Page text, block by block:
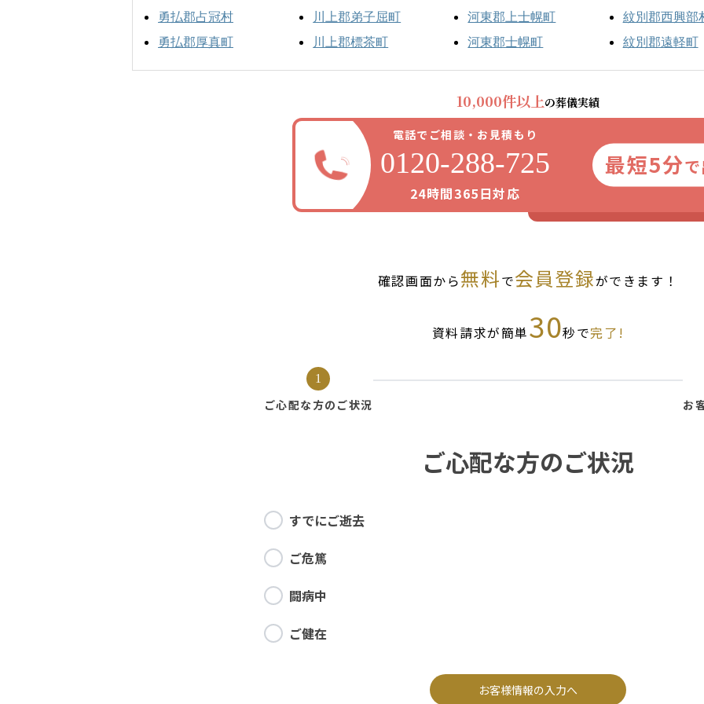
勇払郡占冠村
勇払郡厚真町
川上郡弟子屈町
川上郡標茶町
河東郡上士幌町
河東郡士幌町
紋別郡西興部
紋別郡遠軽町
10,000件以上の葬儀実績
電話でご相談・お見積もり
0120-288-725
24時間365日対応
最短5分
確認画面から無料で会員登録ができます！
資料請求が簡単30秒で完了!
1
ご心配な方の ご状況 お
ご心配な方のご状況
すでにご逝去
ご危篤
闘病中
ご健在
お客様情報の入力へ